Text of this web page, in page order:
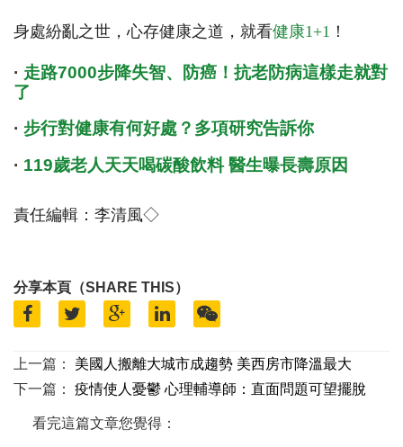
身處紛亂之世，心存健康之道，就看健康1+1 ！
· 走路7000步降失智、防癌！抗老防病這樣走就對
了
· 步行對健康有何好處？多項研究告訴你
· 119歲老人天天喝碳酸飲料 醫生曝長壽原因
責任編輯：李清風◇
分享本頁（SHARE THIS）
上一篇：
美國人搬離大城市成趨勢 美西房市降溫最大
下一篇：
疫情使人憂鬱 心理輔導師：直面問題可望擺脫
看完這篇文章您覺得：